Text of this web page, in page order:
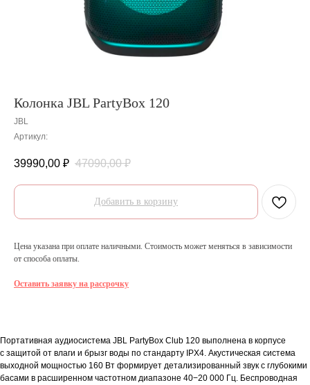
Колонка JBL PartyBox 120
JBL
Артикул:
39990,00 ₽ 47090,00 ₽
Добавить в корзину
Цена указана при оплате наличными. Стоимость может меняться в зависимости
от способа оплаты.
Оставить заявку на рассрочку
Портативная аудиосистема JBL PartyBox Club 120 выполнена в корпусе
с защитой от влаги и брызг воды по стандарту IPX4. Акустическая система
выходной мощностью 160 Вт формирует детализированный звук с глубокими
басами в расширенном частотном диапазоне 40−20 000 Гц. Беспроводная